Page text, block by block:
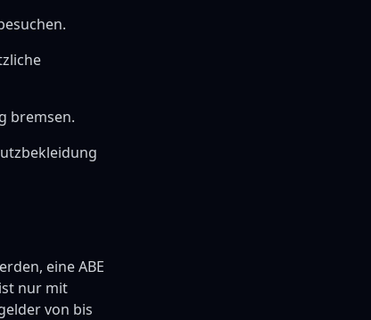
bremsen.
eine ABE
nur mit
von bis